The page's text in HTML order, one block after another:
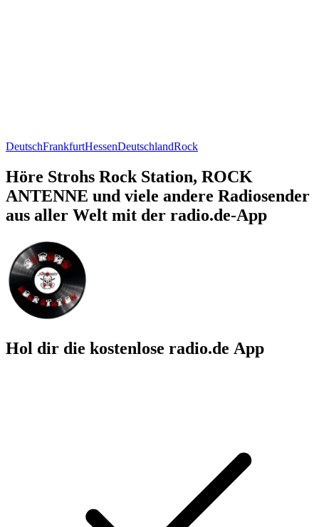
DeutschFrankfurtHessenDeutschlandRock
Höre Strohs Rock Station, ROCK
ANTENNE und viele andere Radiosender
aus aller Welt mit der radio.de-App
Hol dir die kostenlose radio.de App